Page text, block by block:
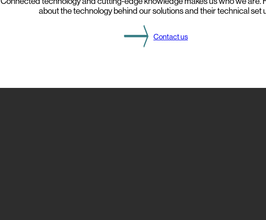
about the technology behind our solutions and their technical set
Contact us